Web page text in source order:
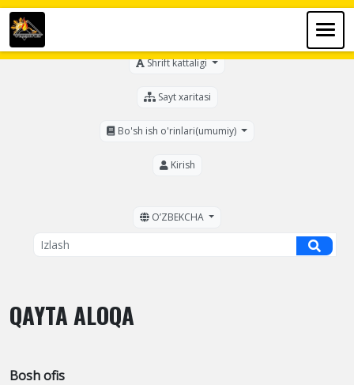
Shrift kattaligi
Sayt xaritasi
Bo'sh ish o'rinlari(umumiy)
Kirish
OʼZBEKCHA
QAYTA ALOQA
Bosh ofis